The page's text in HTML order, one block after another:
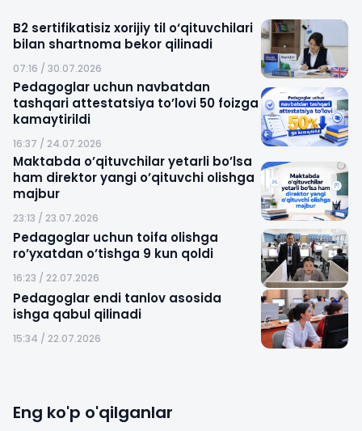
B2 sertifikatisiz xorijiy til o‘qituvchilari
bilan shartnoma bekor qilinadi
07:16 / 30.07.2026
Pedagoglar uchun navbatdan
tashqari attestatsiya to’lovi 50 foizga
kamaytirildi
16:37 / 24.07.2026
Maktabda o’qituvchilar yetarli bo’lsa
ham direktor yangi o’qituvchi olishga
majbur
23:13 / 23.07.2026
Pedagoglar uchun toifa olishga
ro’yxatdan o’tishga 9 kun qoldi
16:23 / 22.07.2026
Pedagoglar endi tanlov asosida
ishga qabul qilinadi
15:34 / 22.07.2026
Eng ko'p o'qilganlar